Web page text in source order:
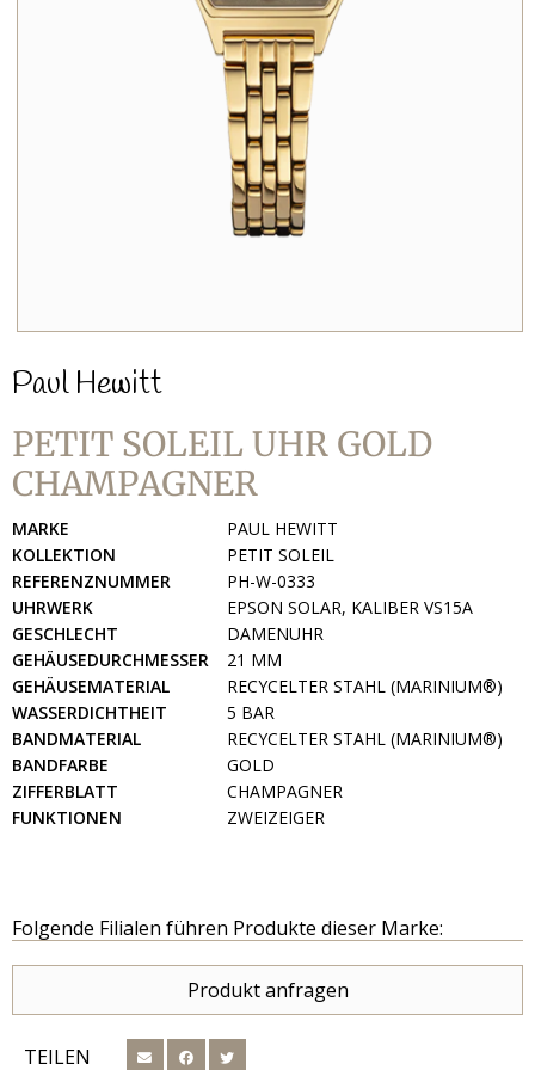
Paul Hewitt
PETIT SOLEIL UHR GOLD
CHAMPAGNER
MARKE
PAUL HEWITT
KOLLEKTION
PETIT SOLEIL
REFERENZNUMMER
PH-W-0333
UHRWERK
EPSON SOLAR, KALIBER VS15A
GESCHLECHT
DAMENUHR
GEHÄUSEDURCHMESSER
21 MM
GEHÄUSEMATERIAL
RECYCELTER STAHL (MARINIUM®)
WASSERDICHTHEIT
5 BAR
BANDMATERIAL
RECYCELTER STAHL (MARINIUM®)
BANDFARBE
GOLD
ZIFFERBLATT
CHAMPAGNER
FUNKTIONEN
ZWEIZEIGER
Folgende Filialen führen Produkte dieser Marke:
Produkt anfragen
TEILEN